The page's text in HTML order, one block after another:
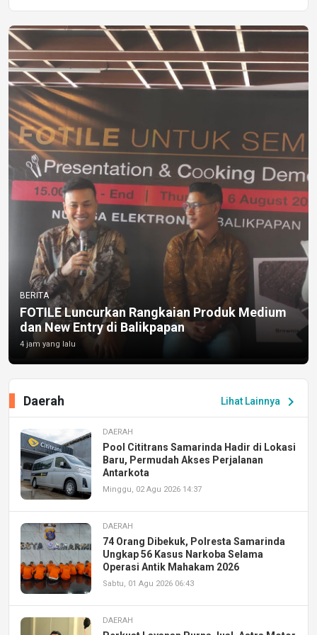
BERITA
FOTILE Luncurkan Rangkaian Produk Medium
dan New Entry di Balikpapan
4 jam yang lalu
Lihat Lainnya chevron_right
Daerah
DAERAH
Pool Cititrans Samarinda Hadir di Lokasi
Baru, Permudah Akses Perjalanan
Antarkota
Minggu, 02 Agu 2026 14:37
DAERAH
74 Orang Dibekuk, Polresta Samarinda
Ungkap 56 Kasus Narkoba Selama
Operasi Antik Mahakam 2026
Sabtu, 01 Agu 2026 06:43
DAERAH